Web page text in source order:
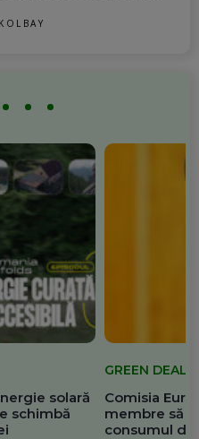
solară
schimbă
GREEN DEAL
Comisia
membre să
consumul de